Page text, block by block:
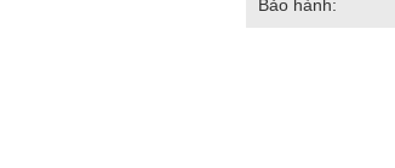
Bảo hành: